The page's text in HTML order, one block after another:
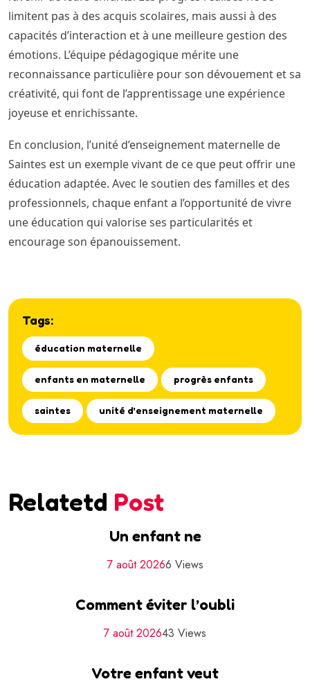
limitent pas à des acquis scolaires, mais aussi à des
capacités d’interaction et à une meilleure gestion des
émotions. L’équipe pédagogique mérite une
reconnaissance particulière pour son dévouement et sa
créativité, qui font de l’apprentissage une expérience
joyeuse et enrichissante.
En conclusion, l’unité d’enseignement maternelle de
Saintes est un exemple vivant de ce que peut offrir une
éducation adaptée. Avec le soutien des familles et des
professionnels, chaque enfant a l’opportunité de vivre
une éducation qui valorise ses particularités et
encourage son épanouissement.
Tags:
éducation maternelle
enfants en maternelle progrès enfants
saintes unité d’enseignement maternelle
Relatetd Post
Un enfant ne
7 août 20266 Views
Comment éviter l’oubli
7 août 202643 Views
Votre enfant veut